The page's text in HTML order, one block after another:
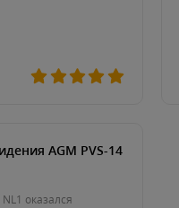
AGM PVS-14
оказался